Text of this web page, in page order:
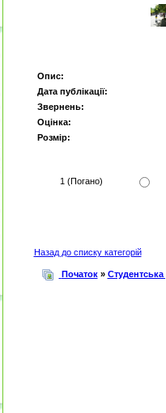
Опис:
Дата публікації:
Звернень:
Оцінка:
Розмір:
1 (Погано)
Назад до списку категорій
Початок» Студентська